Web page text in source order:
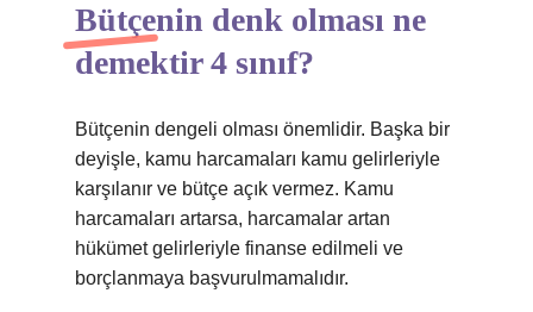
Bütçenin denk olması ne
demektir 4 sınıf?
Bütçenin dengeli olması önemlidir. Başka bir
deyişle, kamu harcamaları kamu gelirleriyle
karşılanır ve bütçe açık vermez. Kamu
harcamaları artarsa, harcamalar artan
hükümet gelirleriyle finanse edilmeli ve
borçlanmaya başvurulmamalıdır.